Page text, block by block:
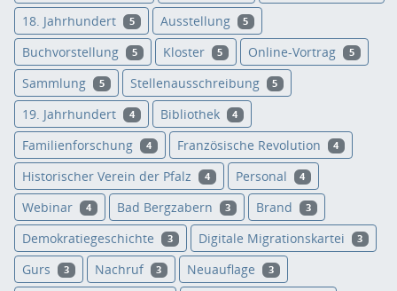
18. Jahrhundert 5 Ausstellung 5
Buchvorstellung 5 Kloster 5 Online-Vortrag 5
Sammlung 5 Stellenausschreibung 5
19. Jahrhundert 4 Bibliothek 4
Familienforschung 4 Französische Revolution 4
Historischer Verein der Pfalz 4 Personal 4
Webinar 4 Bad Bergzabern 3 Brand 3
Demokratiegeschichte 3 Digitale Migrationskartei 3
Gurs 3 Nachruf 3 Neuauflage 3